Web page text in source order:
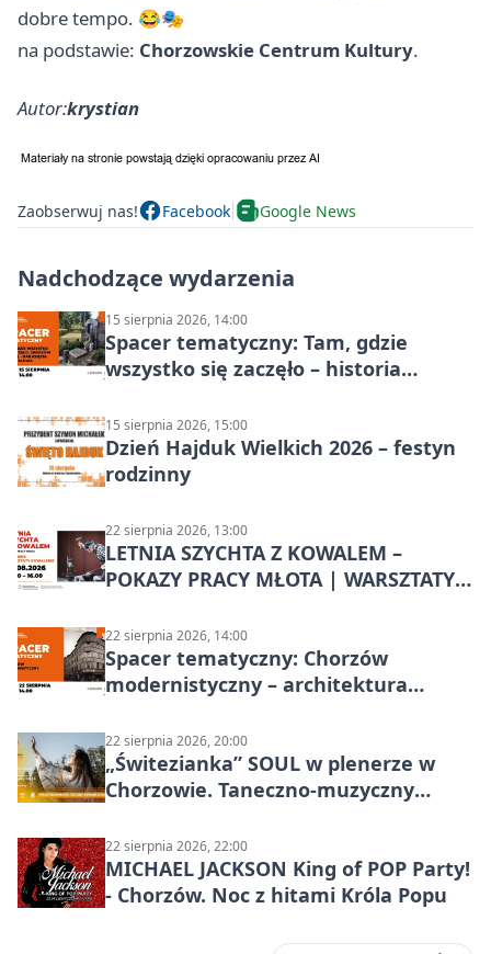
dobre tempo. 😂🎭
na podstawie: Chorzowskie Centrum Kultury.
Autor:krystian
Zaobserwuj nas! Facebook Google News
Nadchodzące wydarzenia
15 sierpnia 2026, 14:00
Spacer tematyczny: Tam, gdzie
wszystko się zaczęło – historia
15 sierpnia 2026, 15:00
Dzień Hajduk Wielkich 2026 – festyn
rodzinny
22 sierpnia 2026, 13:00
LETNIA SZYCHTA Z KOWALEM –
POKAZY PRACY MŁOTA | WARSZTATY
22 sierpnia 2026, 14:00
Spacer tematyczny: Chorzów
modernistyczny – architektura
22 sierpnia 2026, 20:00
„Świtezianka” SOUL w plenerze w
Chorzowie. Taneczno-muzyczny
22 sierpnia 2026, 22:00
MICHAEL JACKSON King of POP Party!
- Chorzów. Noc z hitami Króla Popu